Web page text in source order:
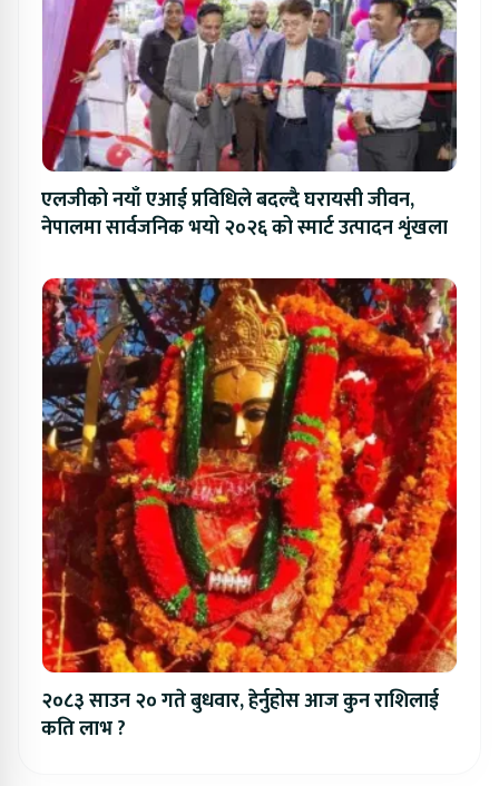
एलजीको नयाँ एआई प्रविधिले बदल्दै घरायसी जीवन,
नेपालमा सार्वजनिक भयो २०२६ को स्मार्ट उत्पादन शृंखला
२०८३ साउन २० गते बुधवार, हेर्नुहोस आज कुन राशिलाई
कति लाभ ?